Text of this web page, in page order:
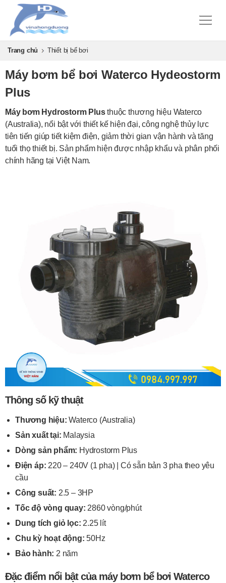
Trang chủ Thiết bị bể bơi
Máy bơm bể bơi Waterco Hydeostorm
Plus
Máy bơm Hydrostorm Plusthuộc thương hiệu Waterco
(Australia), nổi bật với thiết kế hiện đại, công nghệ thủy lực
tiên tiến giúp tiết kiệm điện, giảm thời gian vận hành và tăng
tuổi thọ thiết bị. Sản phẩm hiện được nhập khẩu và phân phối
chính hãng tại Việt Nam.
Thông số kỹ thuật
Thương hiệu:Waterco (Australia)
Sản xuất tại: Malaysia
Dòng sản phẩm: Hydrostorm Plus
Điện áp: 220 – 240V (1 pha) | Có sẵn bản 3 pha theo yêu
cầu
Công suất: 2.5 – 3HP
Tốc độ vòng quay: 2860 vòng/phút
Dung tích giỏ lọc: 2.25 lít
Chu kỳ hoạt động:50Hz
Bảo hành: 2 năm
Đặc điểm nổi bật của máy bơm bể bơi Waterco